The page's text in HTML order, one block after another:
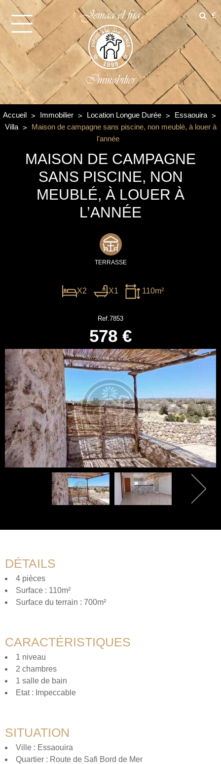
Jemaa el fna
Immobilier
€
Accueil Immobilier Location Longue Durée
Essaouira
Villa
Maison de campagne sans piscine, non meublé, à louer à
l'année
MAISON DE CAMPAGNE
SANS PISCINE, NON
MEUBLÉ, À LOUER À
L’ANNÉE
TERRASSE
X2 X1 110m²
Ref.7853
578 €
DÉTAILS
4 pièces
Surface : 110m²
Surface du terrain : 700m²
CARACTÉRISTIQUES
1 niveau
2 chambres
1 salle de bain
Etat : Impeccable
SITUATION
Ville : Essaouira
Quartier : Route de Safi Bord de Mer